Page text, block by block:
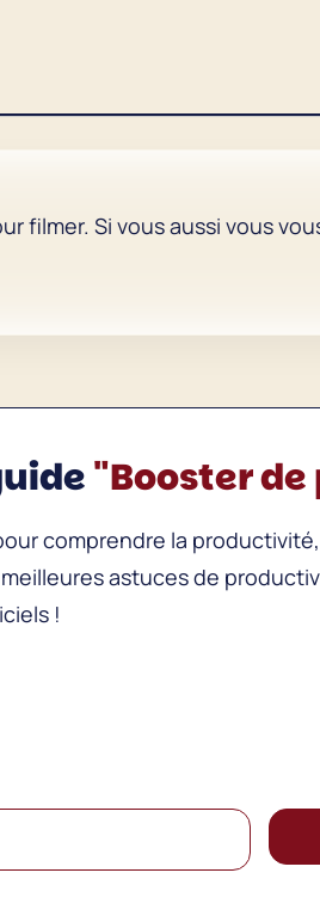
filmer. Si vous aussi vous
"Booster
comprendre la
astuces de
!